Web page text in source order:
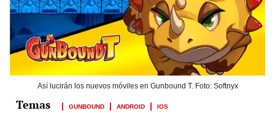
Así lucirán los nuevos móviles en Gunbound T. Foto: Softnyx
GUNBOUND ANDROID IOS